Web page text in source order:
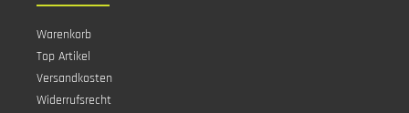
Warenkorb
Top Artikel
Versandkosten
Widerrufsrecht